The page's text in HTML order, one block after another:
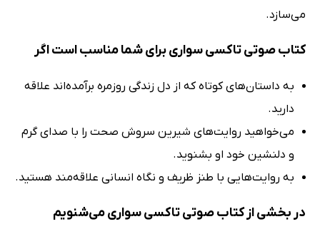
می‌سازد.
کتاب صوتی تاکسی سواری برای شما مناسب است اگر
به داستان‌های کوتاه که از دل زندگی روزمره برآمده‌اند علاقه
دارید.
می‌خواهید روایت‌های شیرین سروش صحت را با صدای گرم
و دلنشین خود او بشنوید.
به روایت‌هایی با طنز ظریف و نگاه انسانی علاقه‌مند هستید.
در بخشی از کتاب صوتی تاکسی سواری می‌شنویم